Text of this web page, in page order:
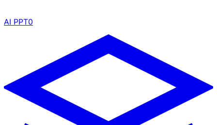
AI PPT0